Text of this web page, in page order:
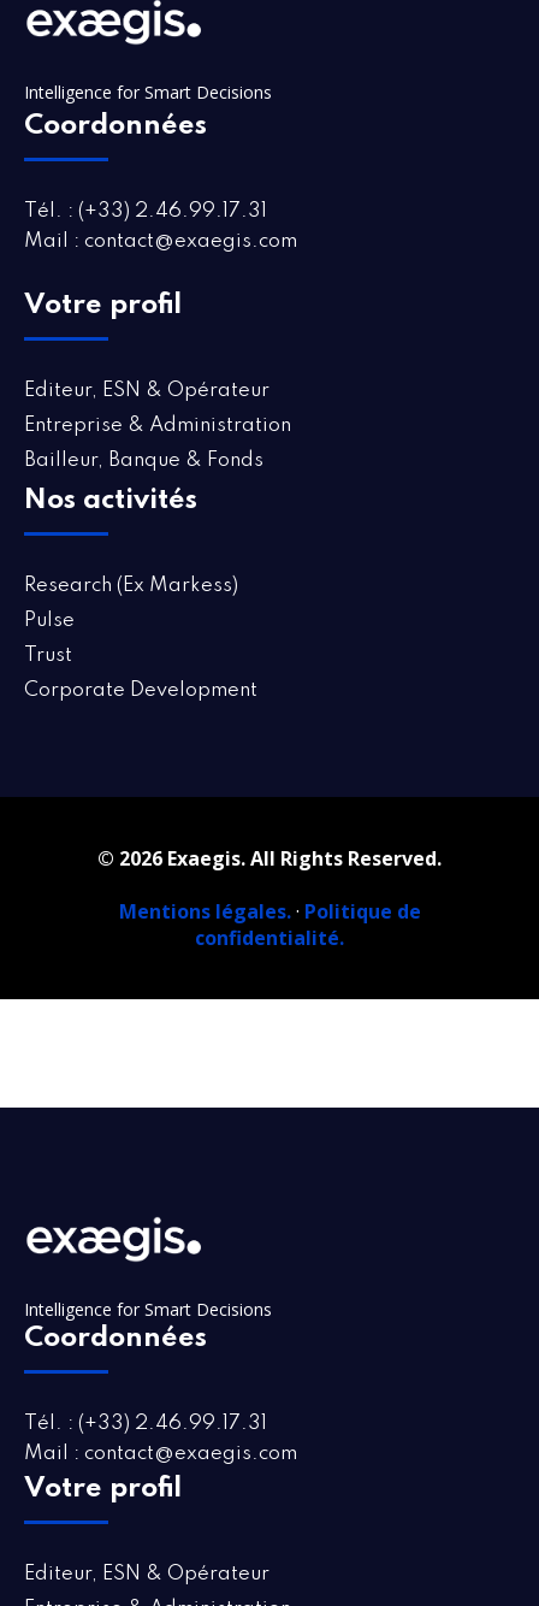
Intelligence for Smart Decisions
Coordonnées
Tél. : (+33) 2.46.99.17.31
Mail : contact@exaegis.com
Votre profil
Editeur, ESN & Opérateur
Entreprise & Administration
Bailleur, Banque & Fonds
Nos activités
Research (Ex Markess)
Pulse
Trust
Corporate Development
© 2026 Exaegis. All Rights Reserved.
Mentions légales.· Politique de
confidentialité.
Intelligence for Smart Decisions
Coordonnées
Tél. : (+33) 2.46.99.17.31
Mail : contact@exaegis.com
Votre profil
Editeur, ESN & Opérateur